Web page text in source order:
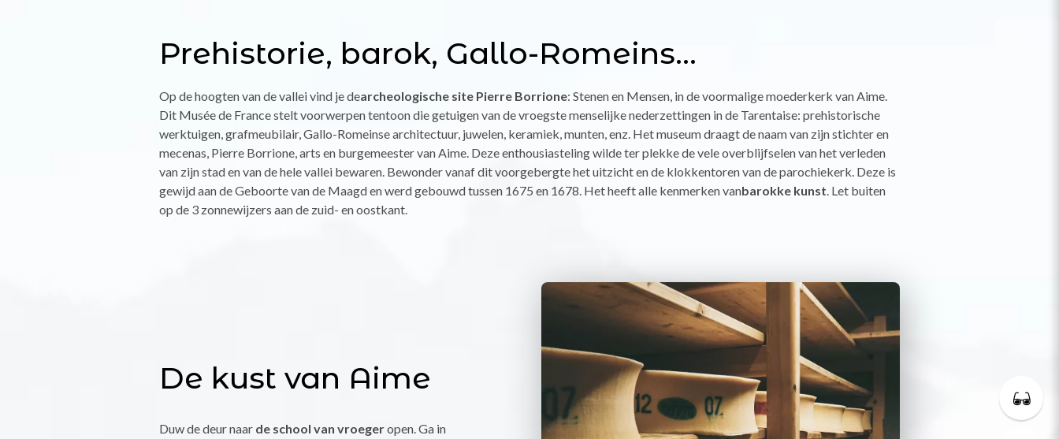
Prehistorie, barok, Gallo-Romeins...
Op de hoogten van de vallei vind je dearcheologische site Pierre Borrione: Stenen en Mensen, in de voormalige moederkerk van Aime.
Dit Musée de France stelt voorwerpen tentoon die getuigen van de vroegste menselijke nederzettingen in de Tarentaise: prehistorische
werktuigen, grafmeubilair, Gallo-Romeinse architectuur, juwelen, keramiek, munten, enz. Het museum draagt de naam van zijn stichter en
mecenas, Pierre Borrione, arts en burgemeester van Aime. Deze enthousiasteling wilde ter plekke de vele overblijfselen van het verleden
van zijn stad en van de hele vallei bewaren. Bewonder vanaf dit voorgebergte het uitzicht en de klokkentoren van de parochiekerk. Deze is
gewijd aan de Geboorte van de Maagd en werd gebouwd tussen 1675 en 1678. Het heeft alle kenmerken vanbarokke kunst. Let buiten
op de 3 zonnewijzers aan de zuid- en oostkant.
De kust van Aime
Duw de deur naar de school van vroegeropen. Ga in